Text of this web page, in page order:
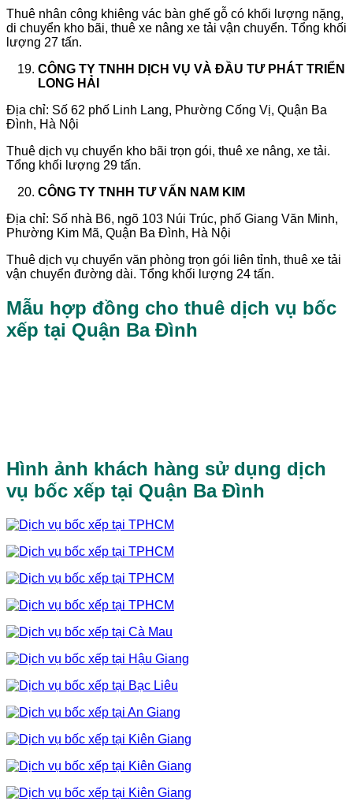
Thuê nhân công khiêng vác bàn ghế gỗ có khối lượng nặng,
di chuyển kho bãi, thuê xe nâng xe tải vận chuyển. Tổng khối
lượng 27 tấn.
CÔNG TY TNHH DỊCH VỤ VÀ ĐẦU TƯ PHÁT TRIỂN
LONG HẢI
Địa chỉ: Số 62 phố Linh Lang, Phường Cống Vị, Quận Ba
Đình, Hà Nội
Thuê dịch vụ chuyển kho bãi trọn gói, thuê xe nâng, xe tải.
Tổng khối lượng 29 tấn.
CÔNG TY TNHH TƯ VẤN NAM KIM
Địa chỉ: Số nhà B6, ngõ 103 Núi Trúc, phố Giang Văn Minh,
Phường Kim Mã, Quận Ba Đình, Hà Nội
Thuê dịch vụ chuyển văn phòng trọn gói liên tỉnh, thuê xe tải
vận chuyển đường dài. Tổng khối lượng 24 tấn.
Mẫu hợp đồng cho thuê dịch vụ bốc
xếp tại Quận Ba Đình
Hình ảnh khách hàng sử dụng dịch
vụ bốc xếp tại Quận Ba Đình